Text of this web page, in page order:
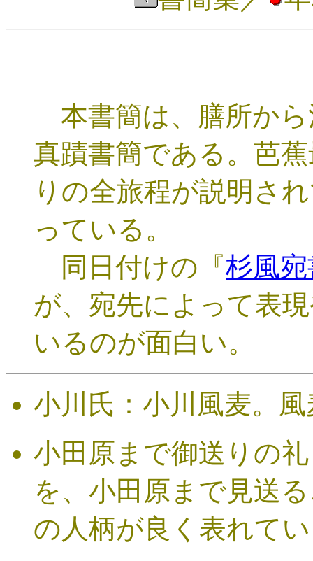
本書簡は、膳所から
真蹟書簡である。芭
りの全旅程が説明さ
っている。
同日付けの『杉風
が、宛先によって表
いるのが面白い。
小川氏：小川風麦。
小田原まで御送りの
を、小田原まで見送
の人柄が良く表れて